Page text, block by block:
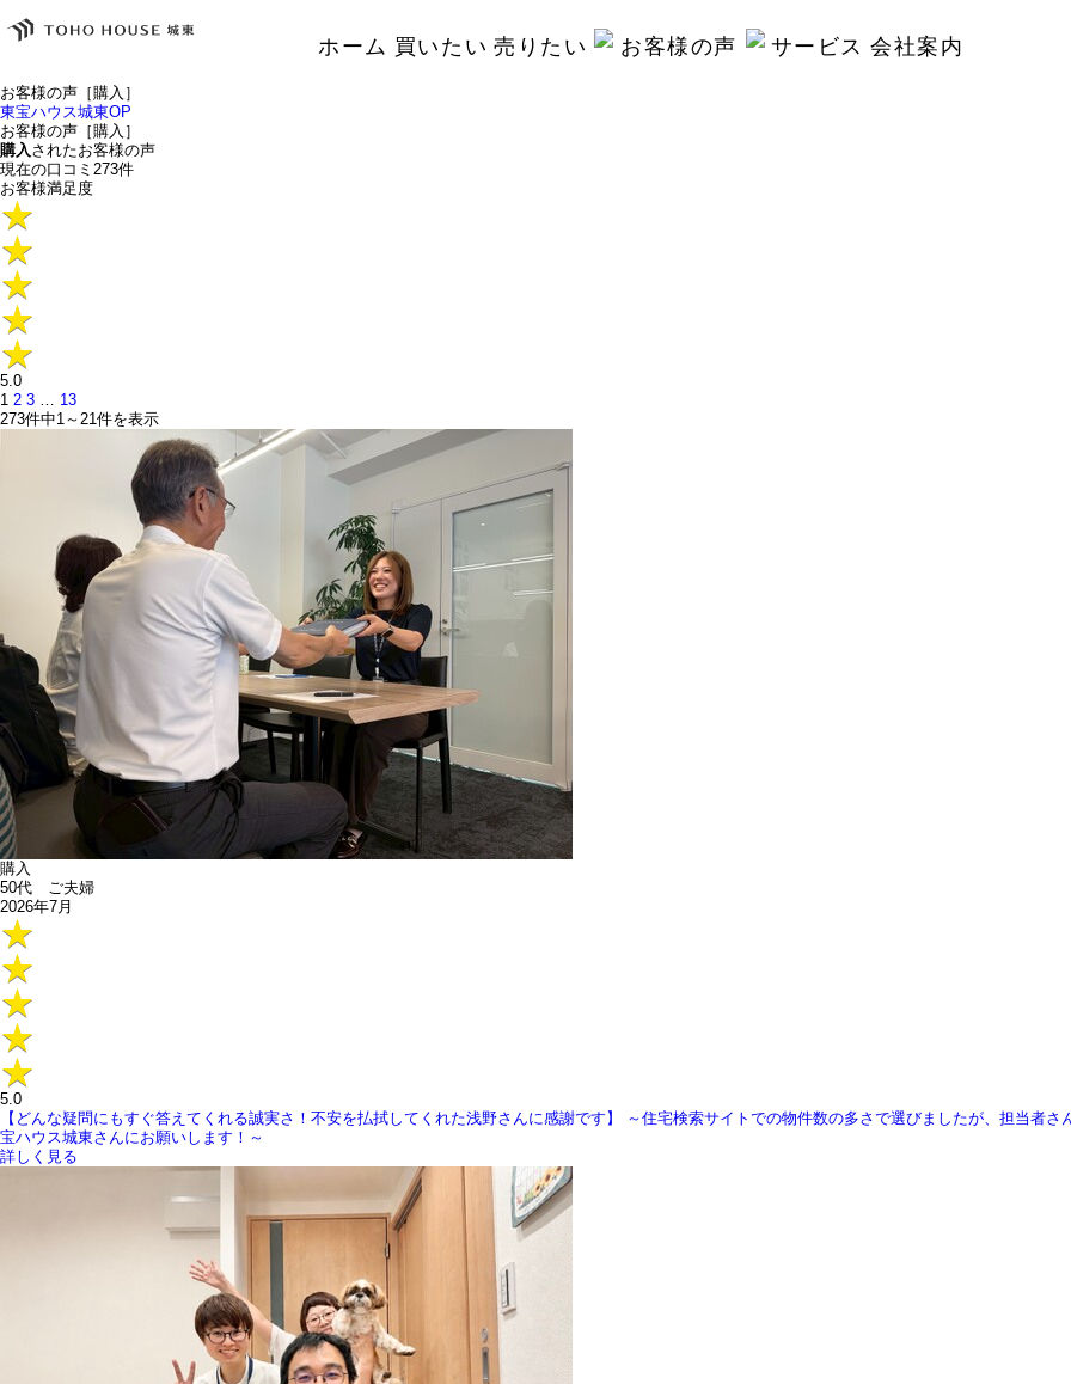
ホーム 買いたい 売りたい お客様の声 サービス 会社案内
お客様の声［購入］
東宝ハウス城東OP
お客様の声［購入］
購入されたお客様の声
現在の口コミ 273件
お客様満足度
5.0
1 2 3 … 13
273件中1～21件を表示
購入
50代 ご夫婦
2026年7月
5.0
【どんな疑問にもすぐ答えてくれる誠実さ！不安を払拭してくれた浅野さんに感謝です】 ～住宅検索サイトでの物件数の多さで選びましたが、担当者
宝ハウス城東さんにお願いします！～
詳しく見る